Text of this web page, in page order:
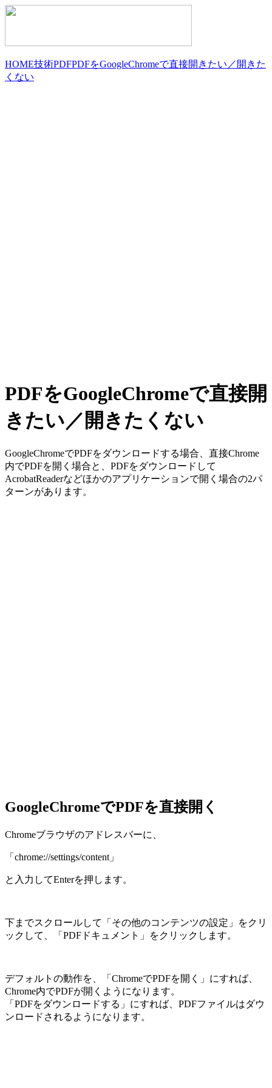
HOME技術PDFPDFをGoogleChromeで直接開きたい／開きた
くない
PDFをGoogleChromeで直接開
きたい／開きたくない
GoogleChromeでPDFをダウンロードする場合、直接Chrome
内でPDFを開く場合と、PDFをダウンロードして
AcrobatReaderなどほかのアプリケーションで開く場合の2パ
ターンがあります。
GoogleChromeでPDFを直接開く
Chromeブラウザのアドレスバーに、
「chrome://settings/content」
と入力してEnterを押します。
下までスクロールして「その他のコンテンツの設定」をクリ
ックして、「PDFドキュメント」をクリックします。
デフォルトの動作を、「ChromeでPDFを開く」にすれば、
Chrome内でPDFが開くようになります。
「PDFをダウンロードする」にすれば、PDFファイルはダウ
ンロードされるようになります。